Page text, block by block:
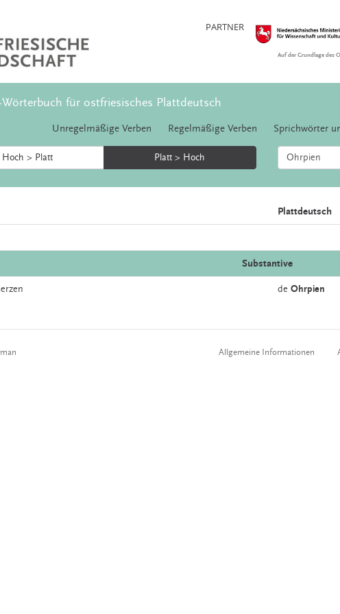
PARTNER
Auf der Grundlage des
für ostfriesisches Plattdeutsch
Unregelmäßige Verben Regelmäßige Verben Sprichwörter
Hoch > Platt Platt > Hoch
Plattdeutsch
Substantive
de Ohrpien
Allgemeine Informationen